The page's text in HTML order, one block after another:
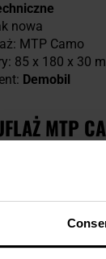
nowa
MTP Camo
85 x 180 x 30
Demobil
MTP
w oparciu o
na swoją